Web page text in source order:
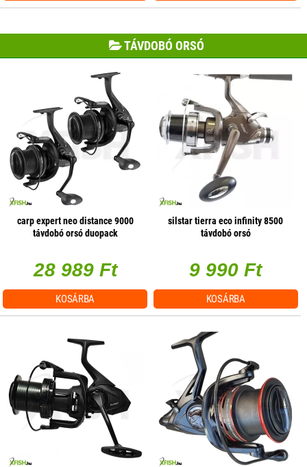
TÁVDOBÓ ORSÓ
carp expert neo distance 9000
távdobó orsó duopack
28 989 Ft
KOSÁRBA
silstar tierra eco infinity 8500
távdobó orsó
9 990 Ft
KOSÁRBA